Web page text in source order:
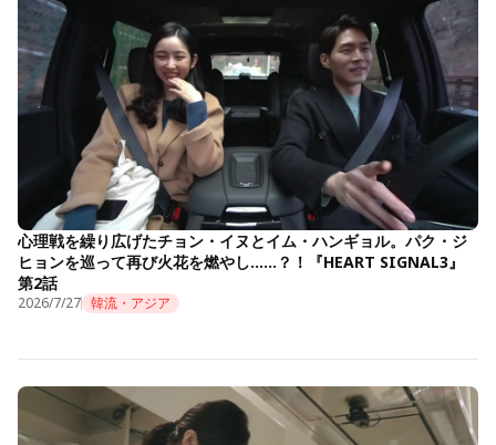
心理戦を繰り広げたチョン・イヌとイム・ハンギョル。パク・ジ
ヒョンを巡って再び火花を燃やし……？！『HEART SIGNAL3』
第2話
2026/7/27 韓流・アジア